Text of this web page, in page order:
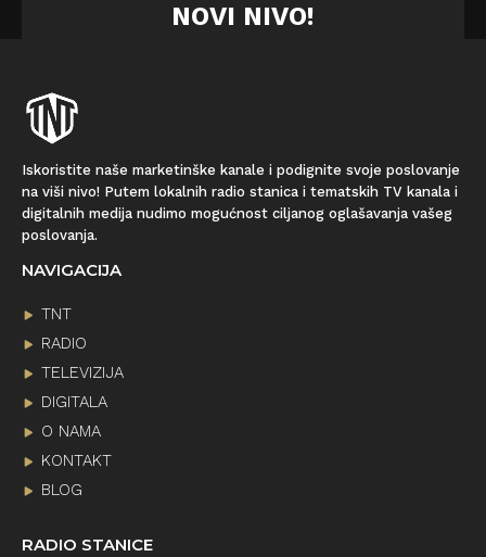
NOVI NIVO!
Iskoristite naše marketinške kanale i podignite svoje poslovanje
na viši nivo! Putem lokalnih radio stanica i tematskih TV kanala i
digitalnih medija nudimo mogućnost ciljanog oglašavanja vašeg
poslovanja.
NAVIGACIJA
TNT
RADIO
TELEVIZIJA
DIGITALA
O NAMA
KONTAKT
BLOG
RADIO STANICE